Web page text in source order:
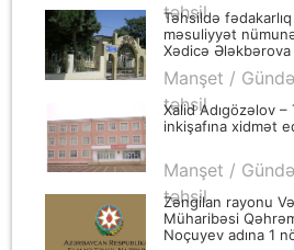
təhsil
Təhsildə
məsuliyyət
Xədicə Ələkbərova
Manşet /
təhsil
Xalid Adıgözəlov –
inkişafına xidmət
Manşet /
təhsil
Zəngilan rayonu
Müharibəsi
Noçuyev adına 1